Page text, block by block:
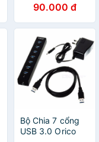
Orico tích hợp
cổng OTG cho
điện thoại
90.000 đ
Bộ Chia 7 cổng
USB 3.0 Orico